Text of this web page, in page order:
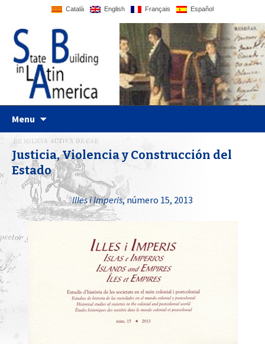
Català English Français Español
Statebglat
Just another WordPress site
Menu
Justicia, Violencia y Construcción del
Estado
Illes i Imperis, número 15, 2013